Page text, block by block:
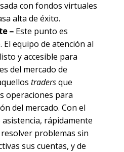
con fondos virtuales
alta de éxito.
– Este punto es
equipo de atención al
y accesible para
del mercado de
tradersque
operaciones para
del mercado. Con el
rápidamente
problemas sin
sus cuentas, y de